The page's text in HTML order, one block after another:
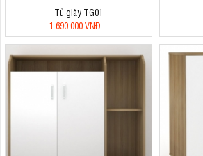
Tủ giày TG01
1.690.000 VNĐ